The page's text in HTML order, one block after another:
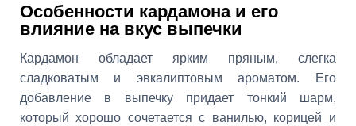
Особенности кардамона и его
влияние на вкус выпечки
Кардамон обладает ярким пряным, слегка
сладковатым и эвкалиптовым ароматом. Его
добавление в выпечку придает тонкий шарм,
который хорошо сочетается с ванилью, корицей и